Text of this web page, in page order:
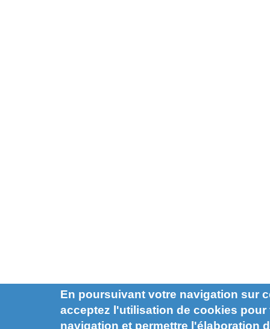
En poursuivant votre navigation sur
acceptez l'utilisation de cookies pour
navigation et permettre l'élaboration